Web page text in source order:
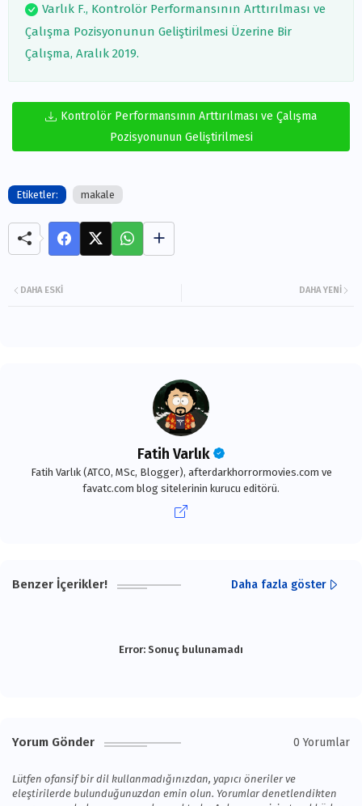
Varlık F., Kontrolör Performansının Arttırılması ve
Çalışma Pozisyonunun Geliştirilmesi Üzerine Bir
Çalışma, Aralık 2019.
Kontrolör Performansının Arttırılması ve Çalışma
Pozisyonunun Geliştirilmesi
Etiketler: makale
DAHA YENI
DAHA ESKI
Fatih Varlık
Fatih Varlık (ATCO, MSc, Blogger), afterdarkhorrormovies.com ve
favatc.com blog sitelerinin kurucu editörü.
Benzer İçerikler! Daha fazla göster
Error: Sonuç bulunamadı
Yorum Gönder 0 Yorumlar
Lütfen ofansif bir dil kullanmadığınızdan, yapıcı öneriler ve
eleştirilerde bulunduğunuzdan emin olun. Yorumlar denetlendikten